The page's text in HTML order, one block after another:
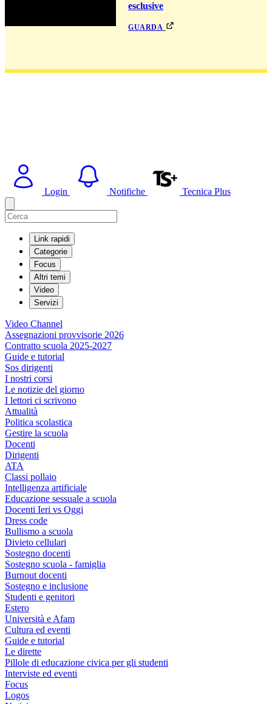
esclusive
guarda
Login Notifiche Tecnica Plus
Link rapidi
Categorie
Focus
Altri temi
Video
Servizi
Video Channel
Assegnazioni provvisorie 2026
Contratto scuola 2025-2027
Guide e tutorial
Sos dirigenti
I nostri corsi
Le notizie del giorno
I lettori ci scrivono
Attualità
Politica scolastica
Gestire la scuola
Docenti
Dirigenti
ATA
Classi pollaio
Intelligenza artificiale
Educazione sessuale a scuola
Docenti Ieri vs Oggi
Dress code
Bullismo a scuola
Divieto cellulari
Sostegno docenti
Sostegno scuola - famiglia
Burnout docenti
Sostegno e inclusione
Studenti e genitori
Estero
Università e Afam
Cultura ed eventi
Guide e tutorial
Le dirette
Pillole di educazione civica per gli studenti
Interviste ed eventi
Focus
Logos